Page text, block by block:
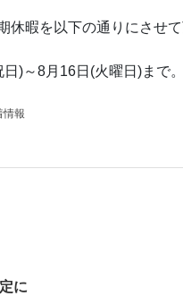
休暇を以下の通りにさせて
)～8月16日(火曜日)まで。
情報
に